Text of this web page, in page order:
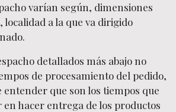
varían según, dimensiones
localidad a la que va dirigido
detallados más abajo no
de procesamiento del pedido,
entender que son los tiempos que
hacer entrega de los productos